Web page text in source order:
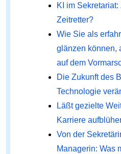
KI im
Zeitretter?
Wie Sie als
glänzen können,
auf dem
Die Zukunft des
Technologie
Läßt gezielte
Karriere
Von der
Managerin: Was